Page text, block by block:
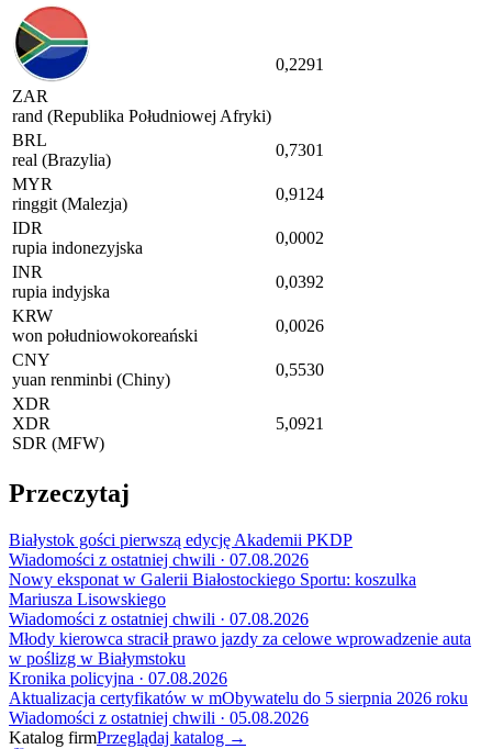
ZAR
rand (Republika Południowej Afryki)
0,2291
BRL
real (Brazylia)
0,7301
MYR
ringgit (Malezja)
0,9124
IDR
rupia indonezyjska
0,0002
INR
rupia indyjska
0,0392
KRW
won południowokoreański
0,0026
CNY
yuan renminbi (Chiny)
0,5530
XDR
XDR
SDR (MFW)
5,0921
Przeczytaj
Białystok gości pierwszą edycję Akademii PKDP
Wiadomości z ostatniej chwili · 07.08.2026
Nowy eksponat w Galerii Białostockiego Sportu: koszulka
Mariusza Lisowskiego
Wiadomości z ostatniej chwili · 07.08.2026
Młody kierowca stracił prawo jazdy za celowe wprowadzenie auta
w poślizg w Białymstoku
Kronika policyjna · 07.08.2026
Aktualizacja certyfikatów w mObywatelu do 5 sierpnia 2026 roku
Wiadomości z ostatniej chwili · 05.08.2026
Katalog firmPrzeglądaj katalog →